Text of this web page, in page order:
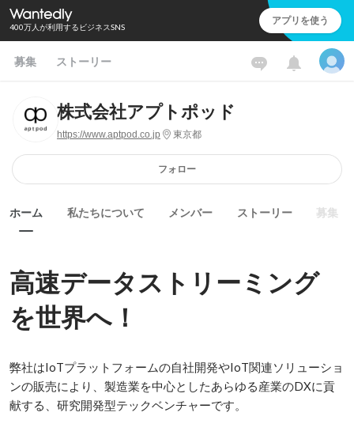
400万人が利用するビジネスSNS アプリを使う
募集 ストーリー
株式会社アプトポッド
https://www.aptpod.co.jp 東京都
フォロー
ホーム 私たちについて メンバー ストーリー 募集
高速データストリーミング
を世界へ！
弊社はIoTプラットフォームの自社開発やIoT関連ソリューショ
ンの販売により、製造業を中心としたあらゆる産業のDXに貢
献する、研究開発型テックベンチャーです。